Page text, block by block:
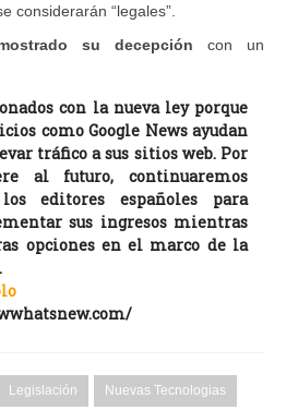
considerarán “legales”.
su decepción con un
con la nueva ley porque
como Google News ayudan
tráfico a sus sitios web. Por
al futuro, continuaremos
editores españoles para
sus ingresos mientras
opciones en el marco de la
Legislación Nuevas Tecnologias